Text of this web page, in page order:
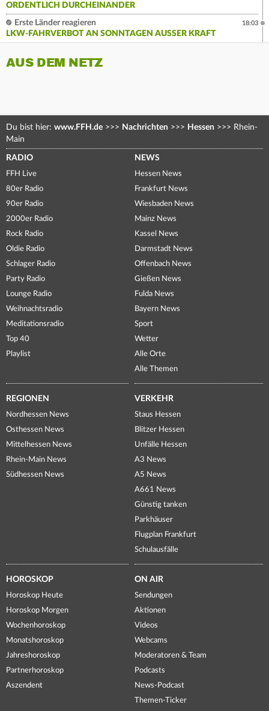
ORDENTLICH DURCHEINANDER
Erste Länder reagieren
LKW-FAHRVERBOT AN SONNTAGEN AUSSER KRAFT
18:03
AUS DEM NETZ
Du bist hier: www.FFH.de >>> Nachrichten >>> Hessen >>> Rhein-
Main
RADIO
FFH Live
80er Radio
90er Radio
2000er Radio
Rock Radio
Oldie Radio
Schlager Radio
Party Radio
Lounge Radio
Weihnachtsradio
Meditationsradio
Top 40
Playlist
NEWS
Hessen News
Frankfurt News
Wiesbaden News
Mainz News
Kassel News
Darmstadt News
Offenbach News
Gießen News
Fulda News
Bayern News
Sport
Wetter
Alle Orte
Alle Themen
REGIONEN
Nordhessen News
Osthessen News
Mittelhessen News
Rhein-Main News
Südhessen News
VERKEHR
Staus Hessen
Blitzer Hessen
Unfälle Hessen
A3 News
A5 News
A661 News
Günstig tanken
Parkhäuser
Flugplan Frankfurt
Schulausfälle
HOROSKOP
Horoskop Heute
Horoskop Morgen
Wochenhoroskop
Monatshoroskop
Jahreshoroskop
Partnerhoroskop
Aszendent
ON AIR
Sendungen
Aktionen
Videos
Webcams
Moderatoren & Team
Podcasts
News-Podcast
Themen-Ticker